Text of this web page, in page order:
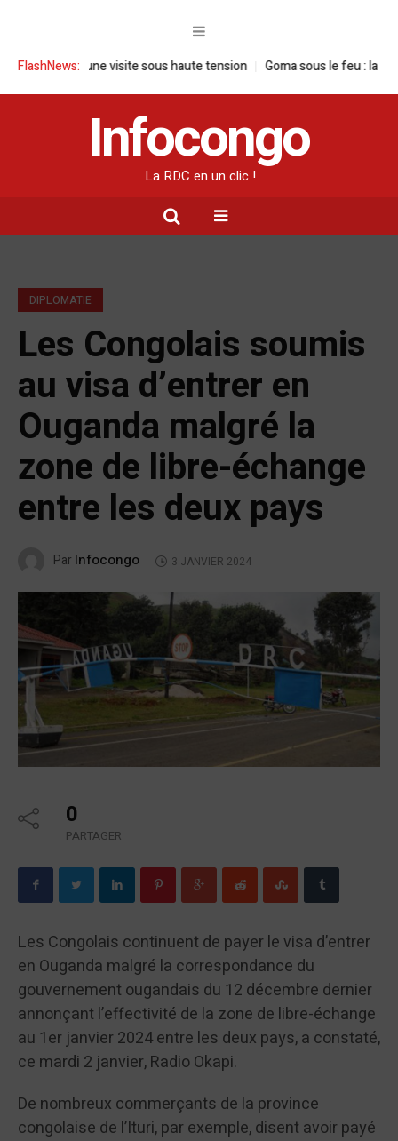
FlashNews:
: une visite sous haute tension Goma sous le feu : la situation
Infocongo
La RDC en un clic !
DIPLOMATIE
Les Congolais soumis
au visa d’entrer en
Ouganda malgré la
zone de libre-échange
entre les deux pays
Par Infocongo 3 JANVIER 2024
0
PARTAGER
Les Congolais continuent de payer le visa d’entrer
en Ouganda malgré la correspondance du
gouvernement ougandais du 12 décembre dernier
annonçant l’effectivité de la zone de libre-échange
au 1er janvier 2024 entre les deux pays, a constaté,
ce mardi 2 janvier, Radio Okapi.
De nombreux commerçants de la province
congolaise de l’Ituri, par exemple, disent avoir payé